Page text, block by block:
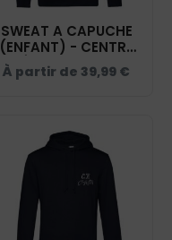
SWEAT A CAPUCHE
(ENFANT) - CENTRE
ÉQUESTRE DE
CHALAIN - NAVY -
À partir de 39,99 €